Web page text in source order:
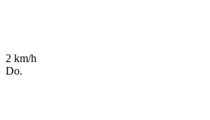
2 km/h
Do.